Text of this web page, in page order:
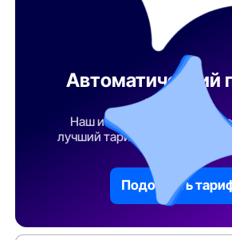
Автоматический
тарифа
Наш искусственный
лучший тарифный план по
параметрам
Подобрать